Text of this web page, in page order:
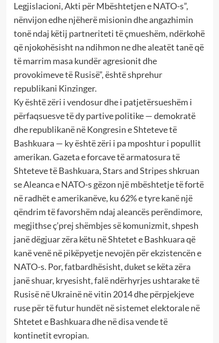
Legjislacioni, Akti për Mbështetjen e NATO-s”,
nënvijon edhe njëherë misionin dhe angazhimin
tonë ndaj këtij partneriteti të çmueshëm, ndërkohë
që njokohësisht na ndihmon ne dhe aleatët tanë që
të marrim masa kundër agresionit dhe
provokimeve të Rusisë”, është shprehur
republikani Kinzinger.
Ky është zëri i vendosur dhe i patjetërsueshëm i
përfaqsuesve të dy partive politike — demokratë
dhe republikanë në Kongresin e Shteteve të
Bashkuara — ky është zëri i pa mposhtur i popullit
amerikan. Gazeta e forcave të armatosura të
Shteteve të Bashkuara, Stars and Stripes shkruan
se Aleanca e NATO-s gëzon një mbështetje të fortë
në radhët e amerikanëve, ku 62% e tyre kanë një
qëndrim të favorshëm ndaj aleancës perëndimore,
megjithse ç’prej shëmbjes së komunizmit, shpesh
janë dëgjuar zëra këtu në Shtetet e Bashkuara që
kanë venë në pikëpyetje nevojën për ekzistencën e
NATO-s. Por, fatbardhësisht, duket se këta zëra
janë shuar, kryesisht, falë ndërhyrjes ushtarake të
Rusisë në Ukrainë në vitin 2014 dhe përpjekjeve
ruse për të futur hundët në sistemet elektorale në
Shtetet e Bashkuara dhe në disa vende të
kontinetit evropian.